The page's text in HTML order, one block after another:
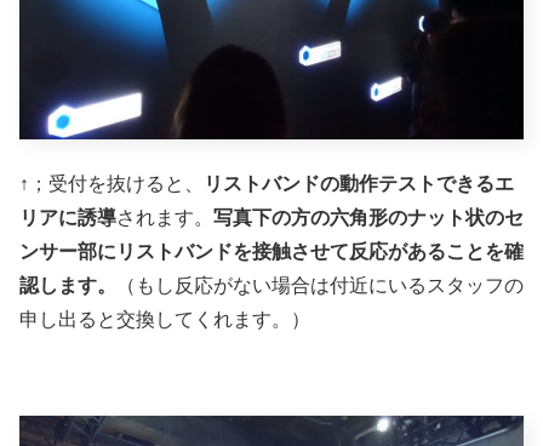
↑；受付を抜けると、
リストバンドの動作テストできるエ
リアに誘導されます。 写真下の方の六角形のナット状のセ
ンサー部にリストバンドを接触させて反応があることを確
認します。
（もし反応がない場合は付近にいるスタッフの
申し出ると交換してくれます。）